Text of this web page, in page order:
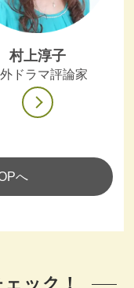
村上淳子
ドラマ評論家
へ
ック！